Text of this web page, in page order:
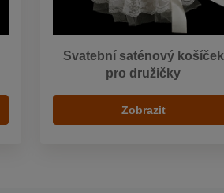
Svatební saténový košíček
pro družičky
Zobrazit